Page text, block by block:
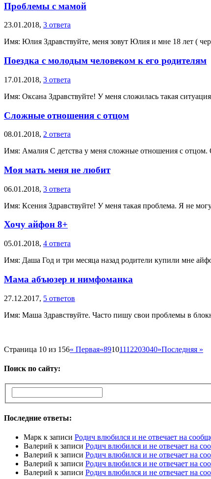
Проблемы с мамой
23.01.2018, 3 ответа
Имя: Юлия Здравствуйте, меня зовут Юлия и мне 18 лет (
Поездка с молодым человеком к его родителям
17.01.2018, 3 ответа
Имя: Оксана Здравствуйте! У меня сложилась такая
Сложные отношения с отцом
08.01.2018, 2 ответа
Имя: Амалия С детства у меня сложные отношения с
Моя мать меня не любит
06.01.2018, 3 ответа
Имя: Ксения Здравствуйте! У меня такая проблема. Я не
Хочу айфон 8+
05.01.2018, 4 ответа
Имя: Даша Год и три месяца назад родители купили мне
Мама абъюзер и нимфоманка
27.12.2017, 5 ответов
Имя: Маша Здравствуйте. Часто пишу свои проблемы в
Страница 10 из 156« Первая«89101112203040»Последняя »
Поиск по сайту:
Последние ответы:
Марк к записи Родич влюбился и не отвечает на
Валерий к записи Родич влюбился и не отвечает на
Валерий к записи Родич влюбился и не отвечает на
Валерий к записи Родич влюбился и не отвечает на
Валерий к записи Родич влюбился и не отвечает на